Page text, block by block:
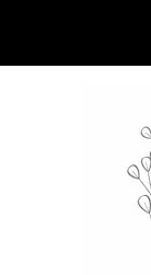
content